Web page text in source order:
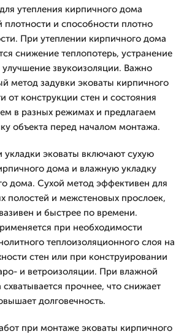
утепления кирпичного дома
плотности и способности плотно
При утеплении кирпичного дома
снижение теплопотерь, устранение
звукоизоляции. Важно
метод задувки эковаты кирпичного
от конструкции стен и состояния
в разных режимах и предлагаем
объекта перед началом монтажа.
эковаты включают сухую
дома и влажную укладку
дома. Сухой метод эффективен для
полостей и межстеновых прослоек,
и быстрее по времени.
при необходимости
теплоизоляционного слоя на
стен или при конструировании
и ветроизоляции. При влажной
прочнее, что снижает
долговечность.
при монтаже эковаты кирпичного